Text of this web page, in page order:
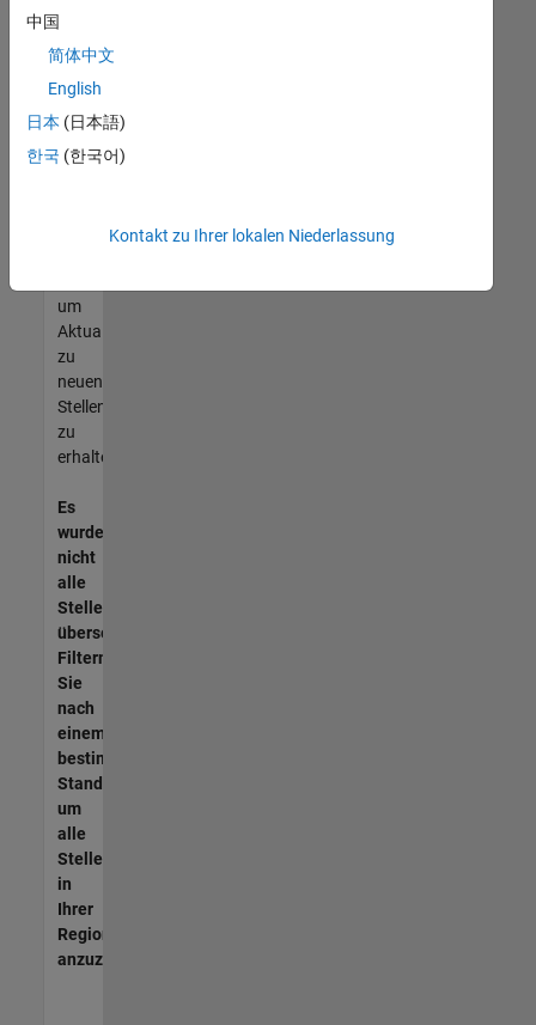
können,
die
Ihren
entsprechen,
werden
unseres
um
Aktualisierungen
zu
neuen
Stellenangeboten
zu
erhalten.
Es
wurden
nicht
alle
Stellen
übersetzt.
Filtern
Sie
nach
einem
bestimmten
Standort,
um
alle
Stellenangebote
in
Ihrer
Region
anzuzeigen.
中国
简体中文
English
日本 (日本語)
한국 (한국어)
Kontakt zu Ihrer lokalen Niederlassung